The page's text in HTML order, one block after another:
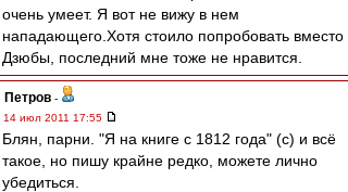
очень умеет. Я вот не вижу в нем
нападающего.Хотя стоило попробовать вместо
Дзюбы, последний мне тоже не нравится.
Петров -
14 июл 2011 17:55
Блян, парни. "Я на книге с 1812 года" (с) и всё
такое, но пишу крайне редко, можете лично
убедиться.